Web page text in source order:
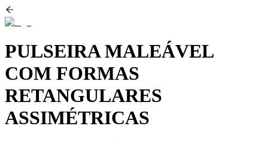
PULSEIRA MALEÁVEL
COM FORMAS
RETANGULARES
ASSIMÉTRICAS